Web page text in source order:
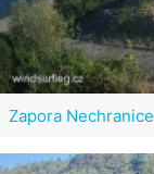
Zapora Nechranice